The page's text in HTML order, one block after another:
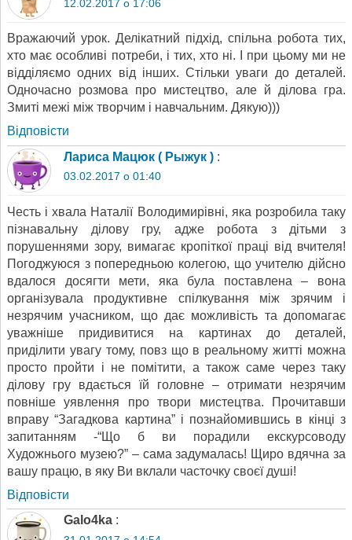
12.02.2017 о 17:06
Вражаючий урок. Делікатний підхід, спільна робота тих,
хто має особливі потреби, і тих, хто ні. І при цьому ми не
відділяємо одних від інших. Стільки уваги до деталей.
Одночасно розмова про мистецтво, але й ділова гра.
Змиті межі між творчим і навчальним. Дякую)))
Відповіcти
Лариса Мацюк ( Рыжук ) :
03.02.2017 о 01:40
Честь і хвала Наталії Володимирівні, яка розробила таку
пізнавальну ділову гру, адже робота з дітьми з
порушеннями зору, вимагає кропіткої праці від вчителя!
Погоджуюся з попередньою колегою, що учителю дійсно
вдалося досягти мети, яка була поставлена – вона
організувала продуктивне спілкування між зрячим і
незрячим учасником, що дає можливість та допомагає
уважніше придивитися на картинах до деталей,
приділити увагу тому, повз що в реальному житті можна
просто пройти і не помітити, а також саме через таку
ділову гру вдається їй головне – отримати незрячим
повніше уявлення про твори мистецтва. Прочитавши
вправу “Загадкова картина” і познайомившись в кінці з
запитанням -“Що б ви порадили екскурсоводу
Художнього музею?” – сама задумалась! Щиро вдячна за
вашу працю, в яку Ви вклали часточку своєї душі!
Відповіcти
Galo4ka :